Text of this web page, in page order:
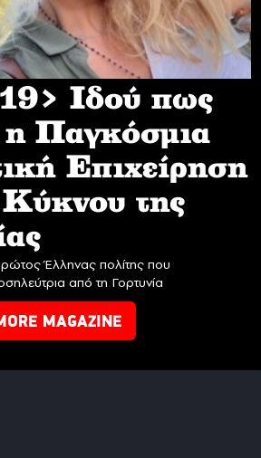
Iδού πως
η Παγκόσμια
Επιχείρηση
της
Έλληνας πολίτης που
από τη Γορτυνία
MAGAZINE